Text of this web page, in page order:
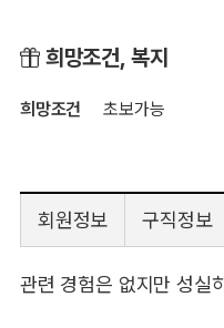
희망조건, 복지
희망조건 초보가능
회원정보 구직정보
관련 경험은 없지만 성실